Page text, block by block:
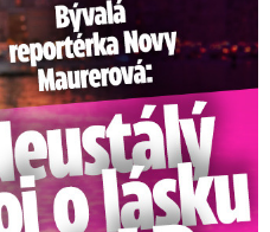
Neustálý boj o lásku s ...